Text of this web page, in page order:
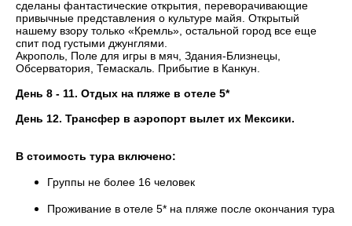
сделаны фантастические открытия, переворачивающие
привычные представления о культуре майя. Открытый
нашему взору только «Кремль», остальной город все еще
спит под густыми джунглями.
Акрополь, Поле для игры в мяч, Здания-Близнецы,
Обсерватория, Темаскаль. Прибытие в Канкун.
День 8 - 11. Отдых на пляже в отеле 5*
День 12. Трансфер в аэропорт вылет их Мексики.
В стоимость тура включено:
Группы не более 16 человек
Проживание в отеле 5* на пляже после окончания тура